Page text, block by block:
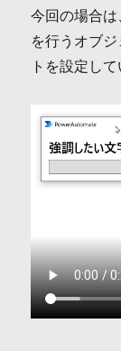
今回の場合
を行うオブ
トを設定し